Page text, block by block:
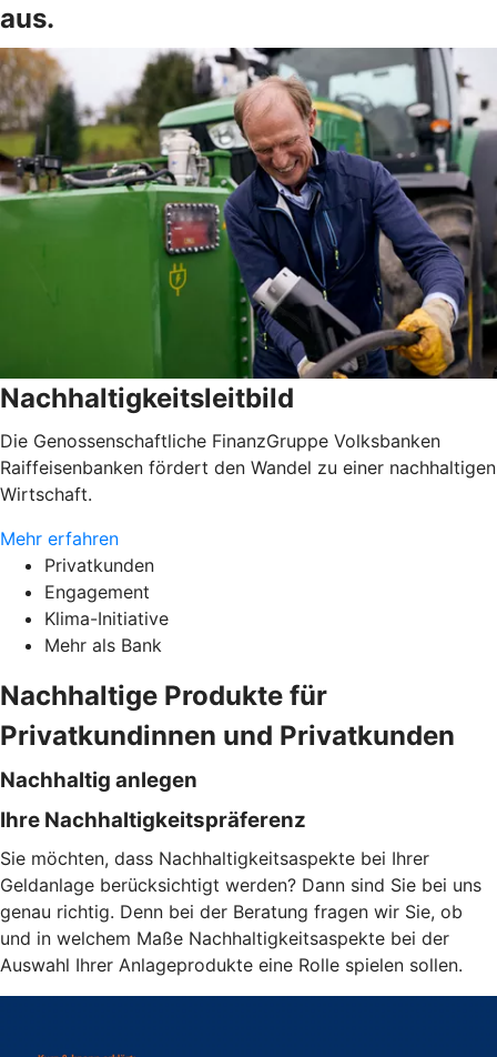
aus.
Nachhaltigkeitsleitbild
Die Genossenschaftliche FinanzGruppe Volksbanken
Raiffeisenbanken fördert den Wandel zu einer nachhaltigen
Wirtschaft.
Mehr erfahren
Privatkunden
Engagement
Klima-Initiative
Mehr als Bank
Nachhaltige Produkte für
Privatkundinnen und Privatkunden
Nachhaltig anlegen
Ihre Nachhaltigkeitspräferenz
Sie möchten, dass Nachhaltigkeitsaspekte bei Ihrer
Geldanlage berücksichtigt werden? Dann sind Sie bei uns
genau richtig. Denn bei der Beratung fragen wir Sie, ob
und in welchem Maße Nachhaltigkeitsaspekte bei der
Auswahl Ihrer Anlageprodukte eine Rolle spielen sollen.